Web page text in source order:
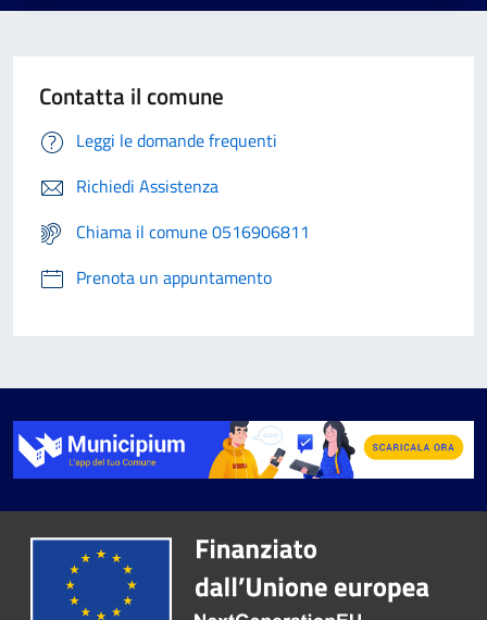
Contatta il comune
Leggi le domande frequenti
Richiedi Assistenza
Chiama il comune 0516906811
Prenota un appuntamento